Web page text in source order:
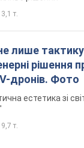
3,1 т.
лише
рішення
дронів. Фото
естетика зі
9,7 т.